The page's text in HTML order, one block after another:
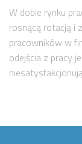
W dobie rynku
rosnącą rotacją i
pracowników w
odejścia z pracy